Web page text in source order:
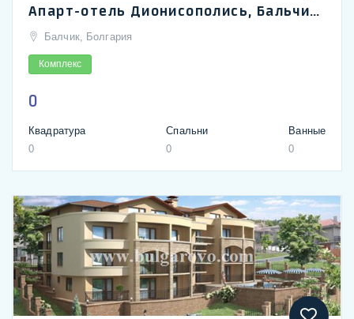
Апарт-отель Дионисополись, Бальчик | Apart hotel Dionisopolis, Balchik beach strip
Балчик, Болгария
Комплекс
0
Квадратура
0
Спальни
0
Ванные
0